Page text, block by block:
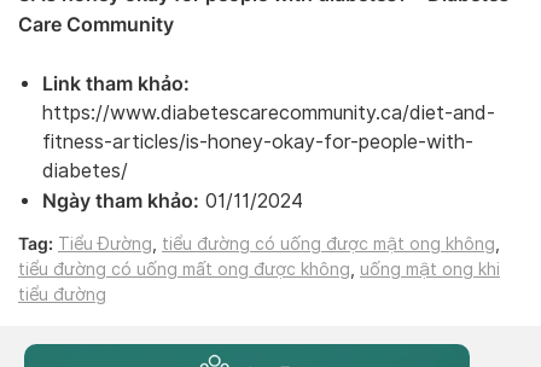
Care Community
Link tham khảo:
https://www.diabetescarecommunity.ca/diet-and-
fitness-articles/is-honey-okay-for-people-with-
diabetes/
Ngày tham khảo: 01/11/2024
Tag: Tiểu Đường tiểu đường có uống được mật ong không
tiểu đường có uống mất ong được không
uống mật ong khi
tiểu đường